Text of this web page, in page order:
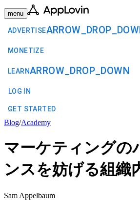
menu
ADVERTISE
MONETIZE
LEARNARROW_DROP_DOWN
LOG IN
GET STARTED
Blog/Academy
マーケティングの
ンスを妨げる組織
Sam Appelbaum